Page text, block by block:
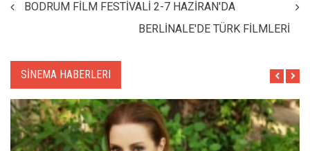
BODRUM FİLM FESTİVALİ 2-7 HAZİRAN'DA
BERLİNALE'DE TÜRK FİLMLERİ
SİNEMA HABERLERI